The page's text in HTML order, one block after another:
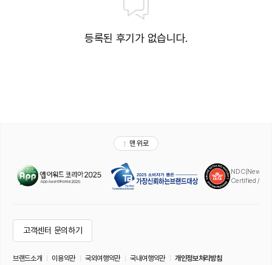
등록된 후기가 없습니다.